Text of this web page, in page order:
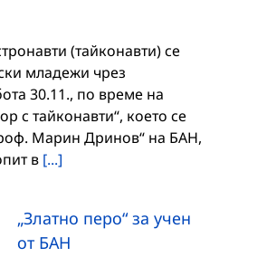
(тайконавти) се
младежи чрез
30.11., по време на
с тайконавти“, което се
Марин Дринов“ на БАН,
в[...]
„Златно перо“ за учен
от БАН